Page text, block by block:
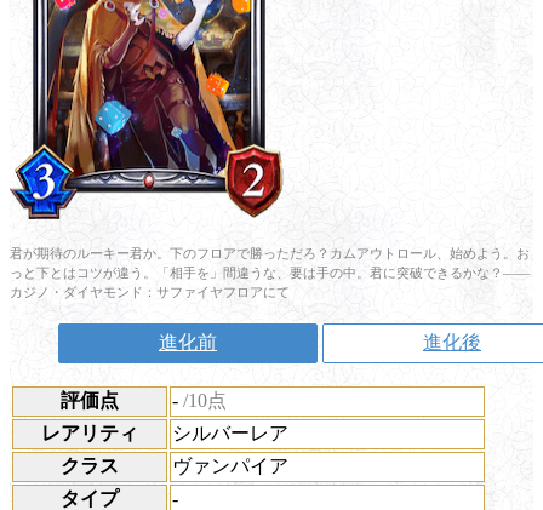
君が期待のルーキー君か。下のフロアで勝っただろ？カムアウトロール、始めよう。お
っと下とはコツが違う。「相手を」間違うな、要は手の中。君に突破できるかな？――
カジノ・ダイヤモンド：サファイヤフロアにて
進化前 進化後
評価点 - /10点
レアリティ
シルバーレア
クラス
ヴァンパイア
タイプ
-